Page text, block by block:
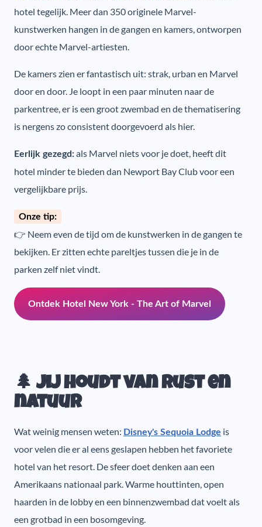
hotel tegelijk. Meer dan 350 originele Marvel-
kunstwerken hangen in de gangen en kamers, ontworpen
door echte Marvel-artiesten.
De kamers zien er fantastisch uit: strak, urban en Marvel
door en door. Je loopt in een paar minuten naar de
parkentree, er is een groot zwembad en de thematisering
is nergens zo consistent doorgevoerd als hier.
Eerlijk gezegd:als Marvel niets voor je doet, heeft dit
hotel minder te bieden dan Newport Bay Club voor een
vergelijkbare prijs.
Onze tip:
👉 Neem even de tijd om de kunstwerken in de gangen te
bekijken. Er zitten echte pareltjes tussen die je in de
parken zelf niet vindt.
Ontdek Hotel New York - The Art of Marvel
🌲 Jij houdt van rust en
natuur
Wat weinig mensen weten: Disney's Sequoia Lodge is
voor velen die er al eens geslapen hebben het favoriete
hotel van het resort. De sfeer doet denken aan een
Amerikaans nationaal park. Warme houttinten, open
haarden in de lobby en een binnenzwembad dat voelt als
een grotbad in een bosomgeving.